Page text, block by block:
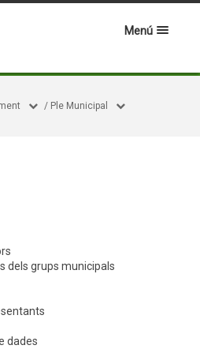
Menú
/ Ple Municipal
dels grups municipals
dades